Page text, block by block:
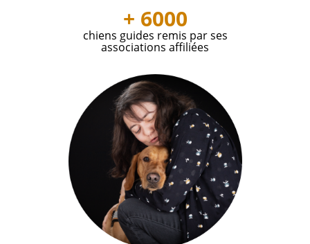
+ 6000
chiens guides remis par ses
associations affiliées